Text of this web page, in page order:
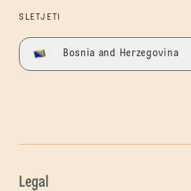
SLETJETI
Bosnia and Herzegovina
Legal